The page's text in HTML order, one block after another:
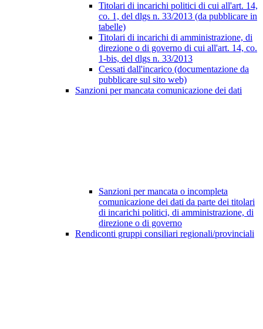
Titolari di incarichi politici di cui all'art. 14,
co. 1, del dlgs n. 33/2013 (da pubblicare in
tabelle)
Titolari di incarichi di amministrazione, di
direzione o di governo di cui all'art. 14, co.
1-bis, del dlgs n. 33/2013
Cessati dall'incarico (documentazione da
pubblicare sul sito web)
Sanzioni per mancata comunicazione dei dati
Sanzioni per mancata o incompleta
comunicazione dei dati da parte dei titolari
di incarichi politici, di amministrazione, di
direzione o di governo
Rendiconti gruppi consiliari regionali/provinciali